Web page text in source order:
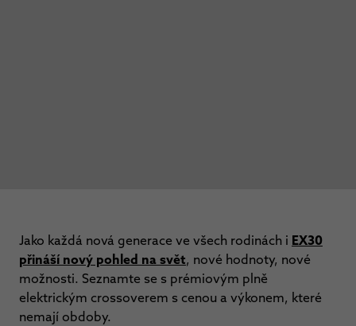
Jako každá nová generace ve všech rodinách i EX30
přináší nový pohled na svět, nové hodnoty, nové
možnosti. Seznamte se s prémiovým plně
elektrickým crossoverem s cenou a výkonem, které
nemají obdoby.